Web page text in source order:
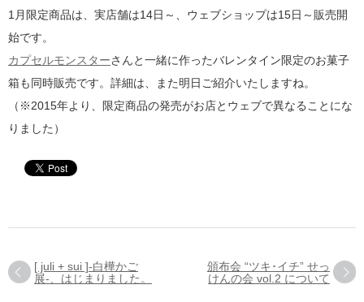
1月限定商品は、実店舗は14日～、ウェブショップは15日～販売開
始です。
カプセルモンスターさんと一緒に作ったバレンタイン限定のお菓子
箱も同時販売です。詳細は、また明日ご紹介いたしますね。
（※2015年より、限定商品の発売がお店とウェブで異なることにな
りました）
[ juli + sui ]-白樺かご
展-、はじまりました。
頒布会 “ツキ･イチ” せっ
けんの会 vol.2 について